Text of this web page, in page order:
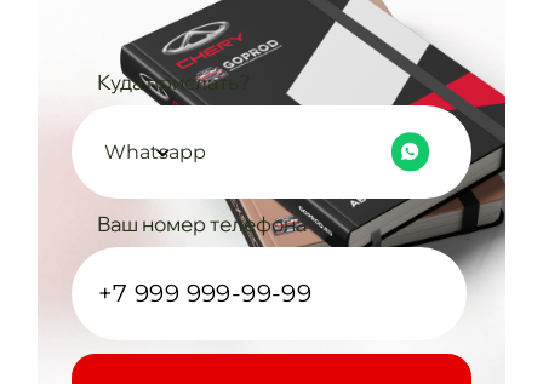
Куда прислать?
Whatsapp
Ваш номер телефона